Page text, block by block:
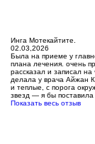
Инга Мотекайтите.
02.03,2026
Была на приеме у
плана лечения. очень
рассказал и записал на
делала у врача Айжан
и теплые, с порога
звезд — я бы поставила
Показать весь отзыв